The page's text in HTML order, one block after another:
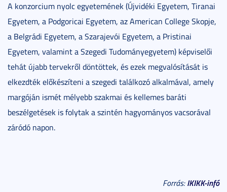
A konzorcium nyolc egyetemének (Újvidéki Egyetem, Tiranai
Egyetem, a Podgoricai Egyetem, az American College Skopje,
a Belgrádi Egyetem, a Szarajevói Egyetem, a Pristinai
Egyetem, valamint a Szegedi Tudományegyetem) képviselői
tehát újabb tervekről döntöttek, és ezek megvalósítását is
elkezdték előkészíteni a szegedi találkozó alkalmával, amely
margóján ismét mélyebb szakmai és kellemes baráti
beszélgetések is folytak a szintén hagyományos vacsorával
záródó napon.
Forrás:IKIKK-infó